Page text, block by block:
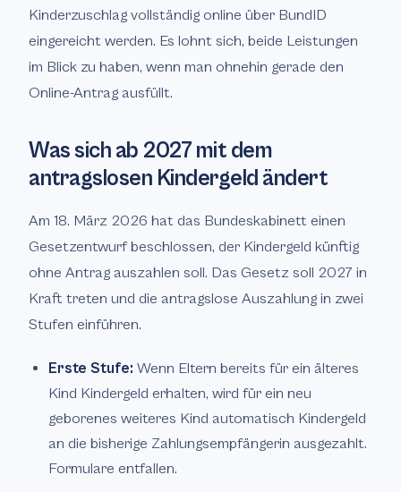
Kinderzuschlag vollständig online über BundID
eingereicht werden. Es lohnt sich, beide Leistungen
im Blick zu haben, wenn man ohnehin gerade den
Online-Antrag ausfüllt.
Was sich ab 2027 mit dem
antragslosen Kindergeld ändert
Am 18. März 2026 hat das Bundeskabinett einen
Gesetzentwurf beschlossen, der Kindergeld künftig
ohne Antrag auszahlen soll. Das Gesetz soll 2027 in
Kraft treten und die antragslose Auszahlung in zwei
Stufen einführen.
Erste Stufe: Wenn Eltern bereits für ein älteres
Kind Kindergeld erhalten, wird für ein neu
geborenes weiteres Kind automatisch Kindergeld
an die bisherige Zahlungsempfängerin ausgezahlt.
Formulare entfallen.